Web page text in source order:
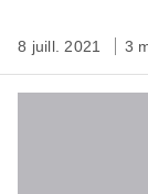
8 juill. 2021 3